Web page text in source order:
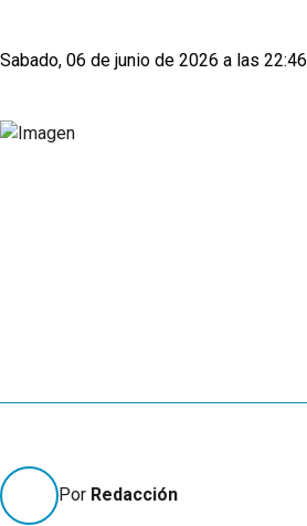
Sabado, 06 de junio de 2026 a las 22:46
Por Redacción